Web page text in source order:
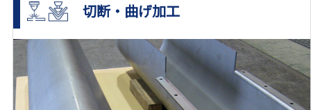
切断・曲げ加工